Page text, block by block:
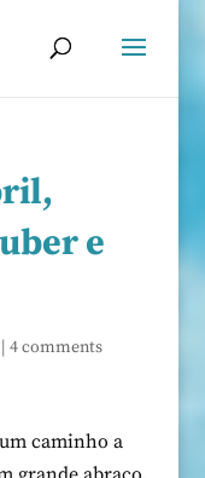
e
4 comments
caminho a